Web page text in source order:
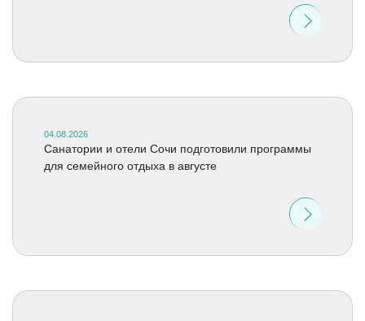
04.08.2026
Санатории и отели Сочи подготовили программы
для семейного отдыха в августе